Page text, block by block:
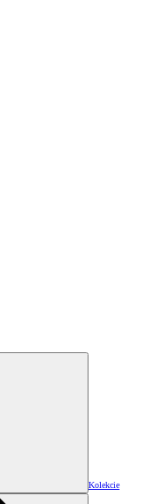
Kolekcie